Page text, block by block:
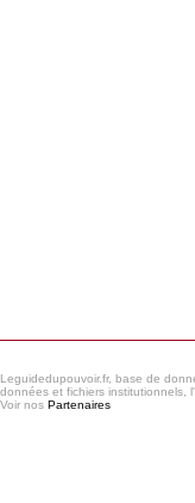
Leguidedupouvoir.fr, base de
données et fichiers institutionnels,
Voir nos Partenaires